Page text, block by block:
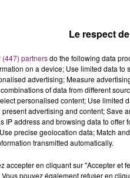
bâtons et de pierres,
été blessées par balles.
centre hospitalier de
Ils sont en urgence
abdominales a été
une blessure à la
ophtalmique. Pour
Le respect
(447) partnersdo the following data
on a device; Use limited data
advertising; Measure
of data from different
personalised content; Use limited
present advertising and content; Save
IP address and browsing data to
precise geolocation data; Match
transmitted automatically.
accepter en cliquant sur "Accepter et
pouvez également refuser en